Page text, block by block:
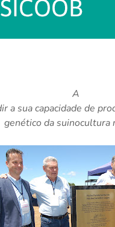
A
a sua capacidade de
genético da suinocultura